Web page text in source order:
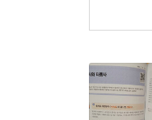
누가 봐도
더 재미있
이해하기
계속 헷갈